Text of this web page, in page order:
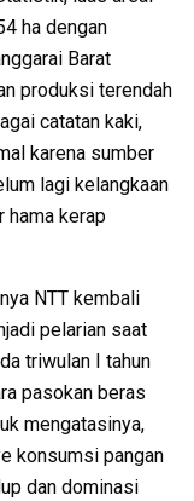
ha dengan
Barat
produksi terendah
catatan kaki,
karena sumber
lagi kelangkaan
hama kerap
NTT kembali
pelarian saat
triwulan I tahun
pasokan beras
mengatasinya,
konsumsi pangan
dan dominasi